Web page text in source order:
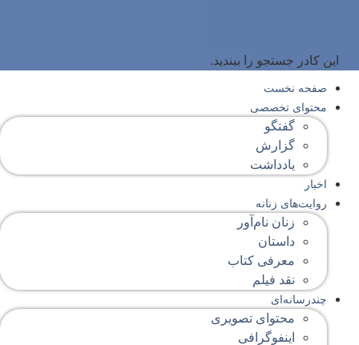
این کادر جستجو را ببندید.
صفحه‌ نخست
محتوای‌ تخصصی
گفتگو
گزارش
یادداشت
اخبار
روایت‌های زنانه
زنان نام‌آور
داستان
معرفی کتاب
نقد فیلم
چندرسانه‌ای
محتوای تصویری
اینفوگرافی